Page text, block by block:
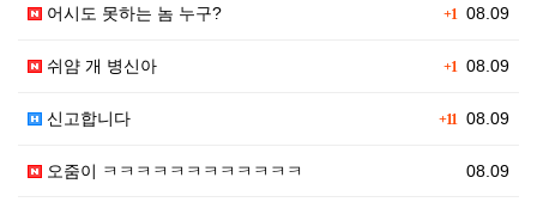
+1 08.09
어시도 못하는 놈 누구?
+1 08.09
쉬얌 개 병신아
+11 08.09
신고합니다
08.09
오줌이 ㅋㅋㅋㅋㅋㅋㅋㅋㅋㅋㅋㅋ